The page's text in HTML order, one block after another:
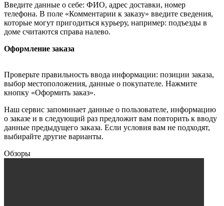
Введите данные о себе: ФИО, адрес доставки, номер
телефона. В поле «Комментарии к заказу» введите сведения,
которые могут пригодиться курьеру, например: подъезды в
доме считаются справа налево.
Оформление заказа
Проверьте правильность ввода информации: позиции заказа,
выбор местоположения, данные о покупателе. Нажмите
кнопку «Оформить заказ».
Наш сервис запоминает данные о пользователе, информацию
о заказе и в следующий раз предложит вам повторить к вводу
данные предыдущего заказа. Если условия вам не подходят,
выбирайте другие варианты.
Обзоры